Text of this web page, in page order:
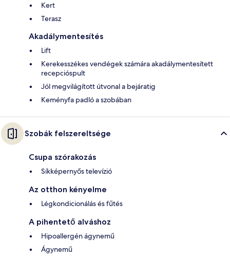
Kert
Terasz
Akadálymentesítés
Lift
Kerekesszékes vendégek számára akadálymentesített
recepcióspult
Jól megvilágított útvonal a bejáratig
Keményfa padló a szobában
Szobák felszereltsége
Csupa szórakozás
Síkképernyős televízió
Az otthon kényelme
Légkondicionálás és fűtés
A pihentető alváshoz
Hipoallergén ágynemű
Ágynemű